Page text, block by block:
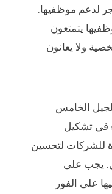
لدعم موظفيها.
يتمتعون
ولا يعانون
الخامس
في تشكيل
للشركات لتحسين
يجب على
على الفور